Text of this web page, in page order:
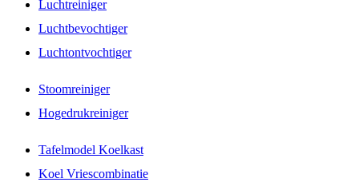
Luchtreiniger
Luchtbevochtiger
Luchtontvochtiger
Stoomreiniger
Hogedrukreiniger
Tafelmodel Koelkast
Koel Vriescombinatie